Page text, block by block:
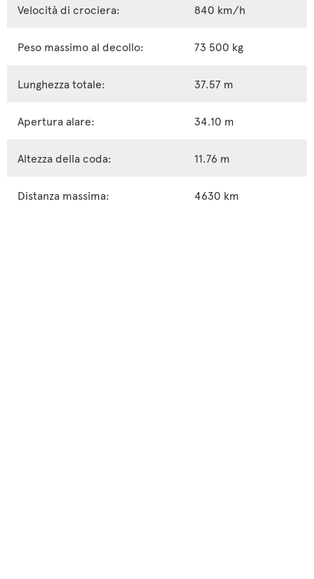
Velocità di crociera: 840 km/h
Peso massimo al decollo: 73 500 kg
Lunghezza totale: 37.57 m
Apertura alare: 34.10 m
Altezza della coda: 11.76 m
Distanza massima: 4630 km